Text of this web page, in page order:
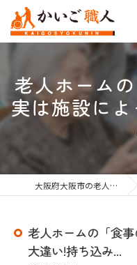
老人ホーム
実は施設に
大阪府大阪市の老人ホーム紹介なら株式会社かいご職人
老人ホームの「食
大違い!持ち込み...